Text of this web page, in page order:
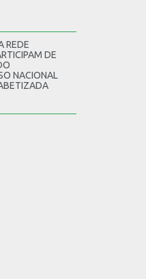
REDE
DE
NACIONAL